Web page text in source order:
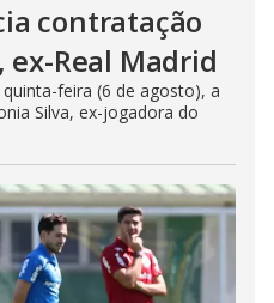
contratação
Real Madrid
feira (6 de agosto), a
Silva, ex-jogadora do